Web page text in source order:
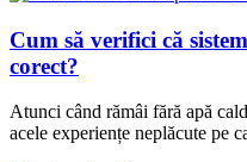
Cum să verifici că
corect?
Atunci când rămâi fără apă
acele experiențe neplăcute pe